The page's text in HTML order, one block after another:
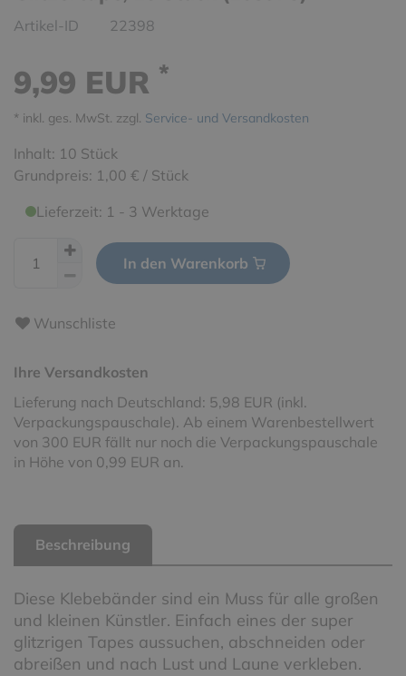
Artikel-ID 22398
9,99 EUR *
* inkl. ges. MwSt. zzgl. Service- und Versandkosten
Inhalt: 10 Stück
Grundpreis: 1,00 € / Stück
Lieferzeit: 1 - 3 Werktage
In den Warenkorb
Wunschliste
Ihre Versandkosten
Lieferung nach Deutschland: 5,98 EUR (inkl.
Verpackungspauschale). Ab einem Warenbestellwert
von 300 EUR fällt nur noch die Verpackungspauschale
in Höhe von 0,99 EUR an.
Beschreibung
Diese Klebebänder sind ein Muss für alle großen
und kleinen Künstler. Einfach eines der super
glitzrigen Tapes aussuchen, abschneiden oder
abreißen und nach Lust und Laune verkleben.